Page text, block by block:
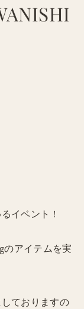
イベント！
のアイテムを実
ておりますの